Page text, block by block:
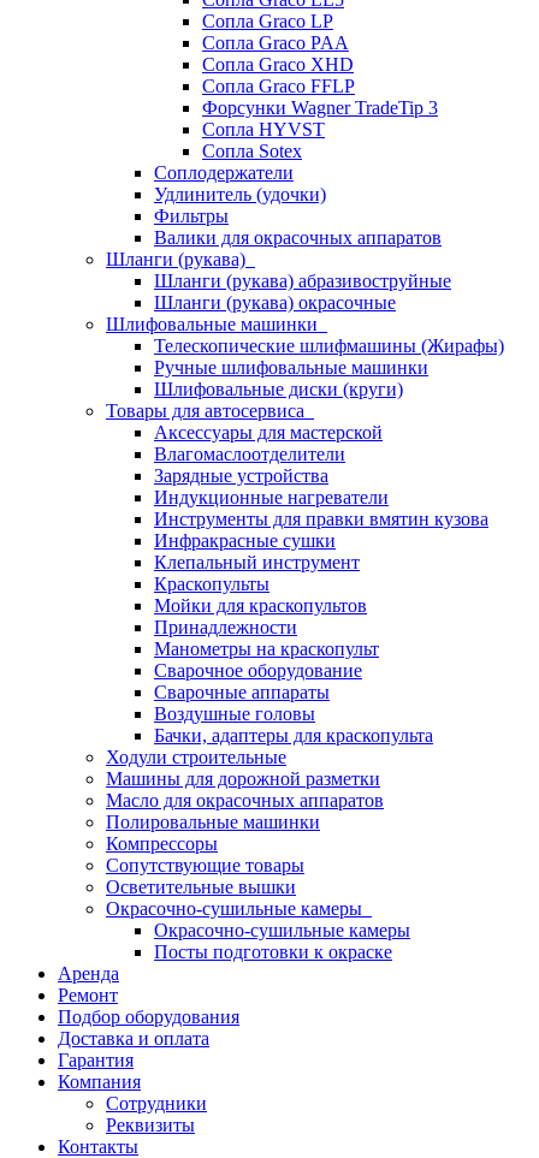
Сопла Graco LP
Сопла Graco PAA
Сопла Graco XHD
Сопла Graco FFLP
Форсунки Wagner TradeTip 3
Сопла HYVST
Сопла Sotex
Соплодержатели
Удлинитель (удочки)
Фильтры
Валики для окрасочных аппаратов
Шланги (рукава)
Шланги (рукава) абразивоструйные
Шланги (рукава) окрасочные
Шлифовальные машинки
Телескопические шлифмашины (Жирафы)
Ручные шлифовальные машинки
Шлифовальные диски (круги)
Товары для автосервиса
Аксессуары для мастерской
Влагомаслоотделители
Зарядные устройства
Индукционные нагреватели
Инструменты для правки вмятин кузова
Инфракрасные сушки
Клепальный инструмент
Краскопульты
Мойки для краскопультов
Принадлежности
Манометры на краскопульт
Сварочное оборудование
Сварочные аппараты
Воздушные головы
Бачки, адаптеры для краскопульта
Ходули строительные
Машины для дорожной разметки
Масло для окрасочных аппаратов
Полировальные машинки
Компрессоры
Сопутствующие товары
Осветительные вышки
Окрасочно-сушильные камеры
Окрасочно-сушильные камеры
Посты подготовки к окраске
Аренда
Ремонт
Подбор оборудования
Доставка и оплата
Гарантия
Компания
Сотрудники
Реквизиты
Контакты